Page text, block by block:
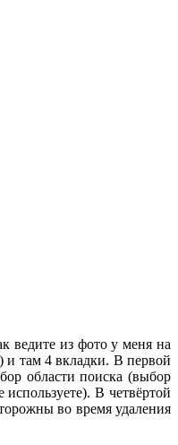
ведите из фото у меня на
и там 4 вкладки. В первой
области поиска (выбор
используете).В четвёртой
во время удаления